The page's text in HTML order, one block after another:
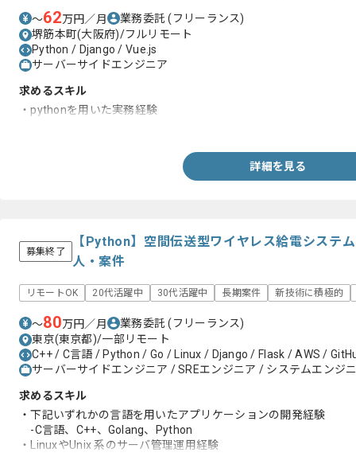
〜62万円／月 業務委託(フリーランス)
堺筋本町(大阪府)/フルリモート
Python / Django / Vue.js
サーバーサイドエンジニア
求めるスキル
・pythonを用いた実務経験
詳細を見る
募集終了
【Python】空間伝送型ワイヤレス給電システ
人・案件
リモートOK 20代活躍中 30代活躍中 長期案件 新技術に積極的
〜80万円／月 業務委託(フリーランス)
東京(東京都)/一部リモート
C++ / C言語 / Python / Go / Linux / Django / Flask / AWS /
サーバーサイドエンジニア / SREエンジニア / システムエンジ
求めるスキル
・下記いずれかの言語を用いたアプリケーションの開発経験
-C言語、C++、Golang、Python
・LinuxやUnix 系のサーバ管理運用経験